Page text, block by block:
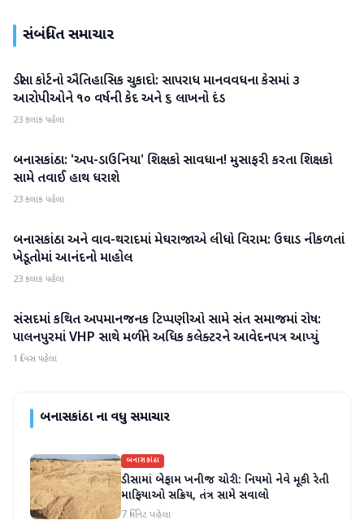
સંબંધિત સમાચાર
બનાસકાંઠા
ડીસા કોર્ટનો ઐતિહાસિક ચુકાદો: સાપરાધ માનવવધના કેસમાં ૩
આરોપીઓને ૧૦ વર્ષની કેદ અને ૬ લાખનો દંડ
23 કલાક પહેલા
બનાસકાંઠા
બનાસકાંઠા: 'અપ-ડાઉનિયા' શિક્ષકો સાવધાન! મુસાફરી કરતા શિક્ષકો
સામે તવાઈ હાથ ધરાશે
23 કલાક પહેલા
બનાસકાંઠા
બનાસકાંઠા અને વાવ-થરાદમાં મેઘરાજાએ લીધો વિરામ: ઉઘાડ નીકળતાં
ખેડૂતોમાં આનંદનો માહોલ
23 કલાક પહેલા
બનાસકાંઠા
સંસદમાં કથિત અપમાનજનક ટિપ્પણીઓ સામે સંત સમાજમાં રોષ:
પાલનપુરમાં VHP સાથે મળીને અધિક કલેક્ટરને આવેદનપત્ર આપ્યું
1 દિવસ પહેલા
બનાસકાંઠાના વધુ સમાચાર
બનાસકાંઠા
ડીસામાં બેફામ ખનીજ ચોરી: નિયમો નેવે મૂકી રેતી
માફિયાઓ સક્રિય, તંત્ર સામે સવાલો
7 મિનિટ પહેલા